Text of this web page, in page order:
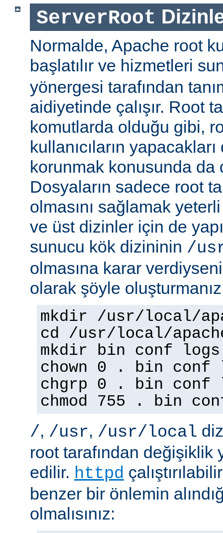
ServerRoot
Normalde, Apache root
başlatılır ve hizmetleri
yönergesi tarafından
aidiyetinde çalışır. Root
komutlarda olduğu gibi,
kullanıcıların
korunmak konusunda da
Dosyaların sadece root
olmasını sağlamak
ve üst dizinler için de
sunucu kök dizininin /
olmasına karar
olarak şöyle
mkdir /usr/local/
cd /usr/local/
mkdir bin conf logs
chown 0 . bin conf
chgrp 0 . bin conf
chmod 755 . bin
/, /usr, /usr/local
root tarafından değişiklik
edilir. httpd
benzer bir önlemin
olmalısınız: